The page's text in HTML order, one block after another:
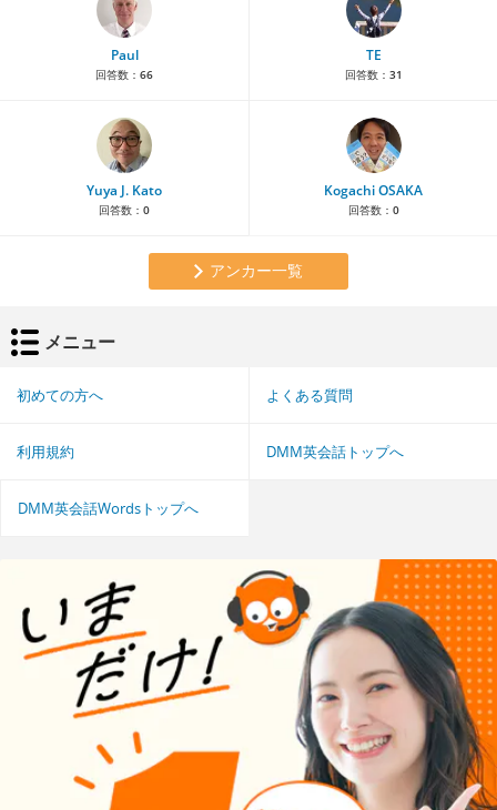
Paul
回答数： 66
TE
回答数： 31
Yuya J. Kato
回答数： 0
Kogachi OSAKA
回答数： 0
アンカー一覧
メニュー
初めての方へ よくある質問
利用規約 DMM英会話トップへ
DMM英会話Wordsトップへ